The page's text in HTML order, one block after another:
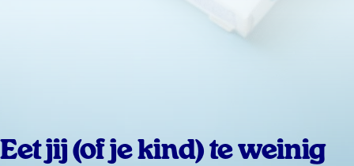
Eet jij (of je kind) te weinig